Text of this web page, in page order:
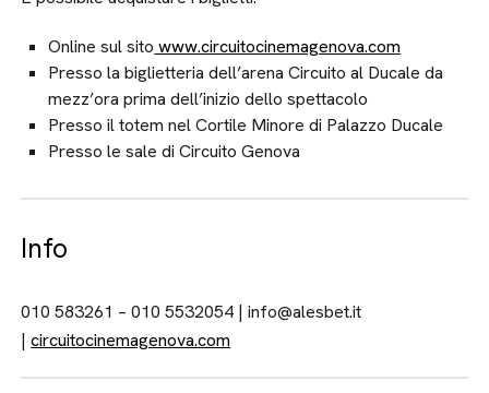
Online sul sito www.circuitocinemagenova.com
Presso la biglietteria dell’arena Circuito al Ducale da
mezz’ora prima dell’inizio dello spettacolo
Presso il totem nel Cortile Minore di Palazzo Ducale
Presso le sale di Circuito Genova
Info
010 583261 – 010 5532054 | info@alesbet.it
|circuitocinemagenova.com